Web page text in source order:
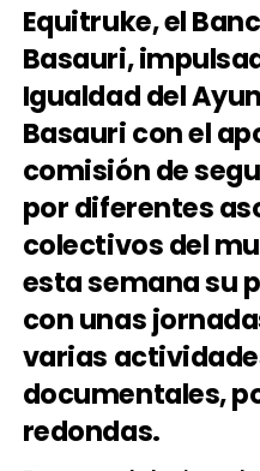
Equitruke, el
Basauri,
Igualdad del
Basauri con el
comisión de
por diferentes
colectivos del
esta semana su
con unas
varias
documentales,
redondas.